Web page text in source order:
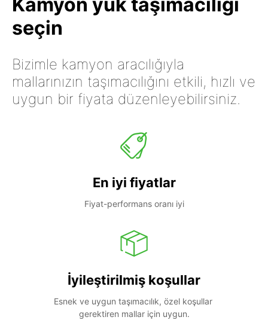
seçin
Bizimle kamyon aracılığıyla
mallarınızın taşımacılığını etkili, hızlı ve
uygun bir fiyata düzenleyebilirsiniz.
En iyi fiyatlar
Fiyat-performans oranı iyi
İyileştirilmiş koşullar
Esnek ve uygun taşımacılık, özel koşullar
gerektiren mallar için uygun.